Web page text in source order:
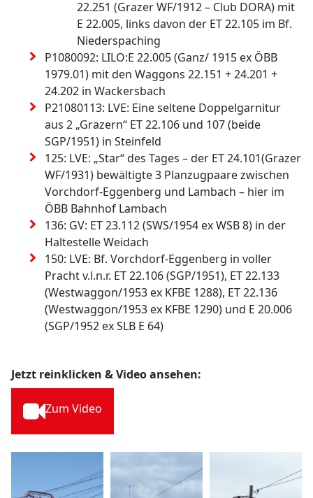
22.251 (Grazer WF/1912 – Club DORA) mit
E 22.005, links davon der ET 22.105 im Bf.
Niederspaching
P1080092: LILO:E 22.005 (Ganz/ 1915 ex ÖBB
1979.01) mit den Waggons 22.151 + 24.201 +
24.202 in Wackersbach
P21080113: LVE: Eine seltene Doppelgarnitur
aus 2 „Grazern“ ET 22.106 und 107 (beide
SGP/1951) in Steinfeld
125: LVE: „Star“ des Tages – der ET 24.101(Grazer
WF/1931) bewältigte 3 Planzugpaare zwischen
Vorchdorf-Eggenberg und Lambach – hier im
ÖBB Bahnhof Lambach
136: GV: ET 23.112 (SWS/1954 ex WSB 8) in der
Haltestelle Weidach
150: LVE: Bf. Vorchdorf-Eggenberg in voller
Pracht v.l.n.r. ET 22.106 (SGP/1951), ET 22.133
(Westwaggon/1953 ex KFBE 1288), ET 22.136
(Westwaggon/1953 ex KFBE 1290) und E 20.006
(SGP/1952 ex SLB E 64)
Jetzt reinklicken & Video ansehen:
Zum Video